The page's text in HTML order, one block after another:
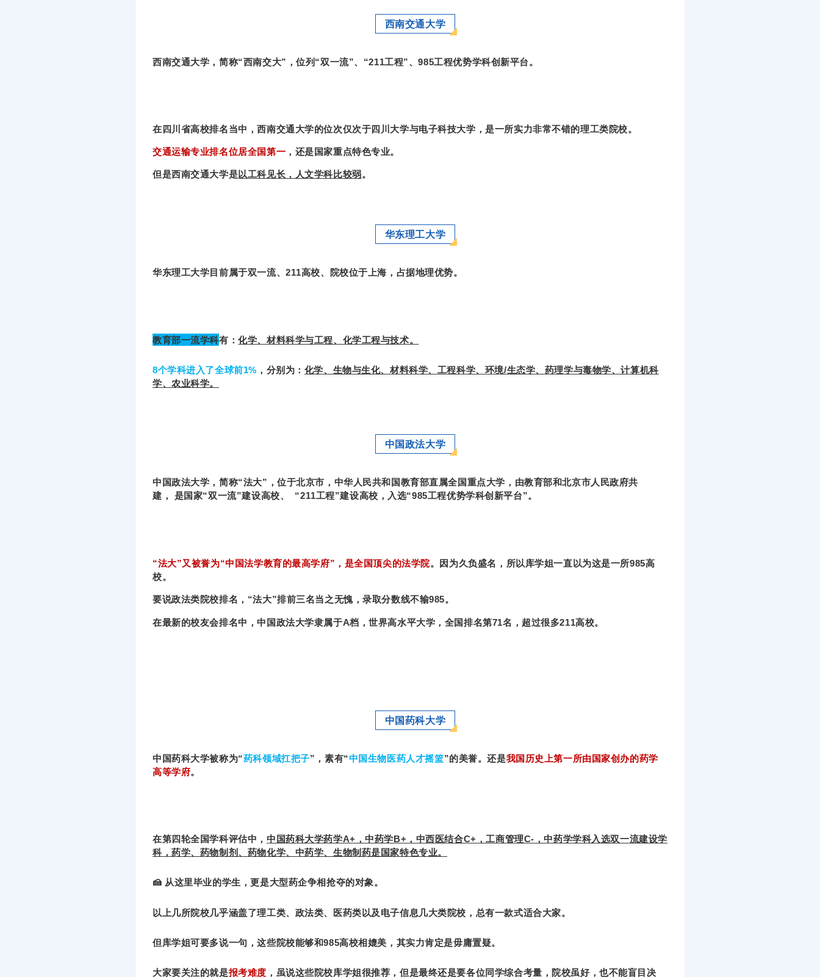
西南交通大学
西南交通大学，简称“西南交大”，位列“双一流”、“211工程”、985工程优势学科创新平台。
在四川省高校排名当中，西南交通大学的位次仅次于四川大学与电子科技大学，是一所实力非常不错的理工类院校。
交通运输专业排名位居全国第一 ，还是国家重点特色专业。
但是西南交通大学是以工科见长，人文学科比较弱。
华东理工大学
华东理工大学目前属于双一流、211高校、院校位于上海，占据地理优势。
教育部一流学科有：化学、材料科学与工程、化学工程与技术。
8个学科进入了全球前1% ，分别为： 化学、生物与生化、材料科学、工程科学、环境/生态学、药理学与毒物学、计算机科
学、农业科学。
中国政法大学
中国政法大学，简称“法大”，位于北京市，中华人民共和国教育部直属全国重点大学，由教育部和北京市人民政府共
建， 是国家“双一流”建设高校、 “211工程”建设高校，入选“985工程优势学科创新平台”。
“法大”又被誉为“中国法学教育的最高学府”，是全国顶尖的法学院。因为久负盛名，所以库学姐一直以为这是一所985高
校。
要说政法类院校排名，“法大”排前三名当之无愧，录取分数线不输985。
在最新的校友会排名中，中国政法大学隶属于A档，世界高水平大学，全国排名第71名，超过很多211高校。
中国药科大学
中国药科大学被称为“药科领域扛把子”，素有“中国生物医药人才摇篮”的美誉。还是我国历史上第一所由国家创办的药学
高等学府。
在第四轮全国学科评估中， 中国药科大学药学A+，中药学B+，中西医结合C+，工商管理C-，中药学学科入选双一流建设学
科，药学、药物制剂、药物化学、中药学、生物制药是国家特色专业。
🍰 从这里毕业的学生，更是大型药企争相抢夺的对象。
以上几所院校几乎涵盖了理工类、政法类、医药类以及电子信息几大类院校，总有一款式适合大家。
但库学姐可要多说一句，这些院校能够和985高校相媲美，其实力肯定是毋庸置疑。
大家要关注的就是报考难度 ，虽说这些院校库学姐很推荐，但是最终还是要各位同学综合考量，院校虽好，也不能盲目决